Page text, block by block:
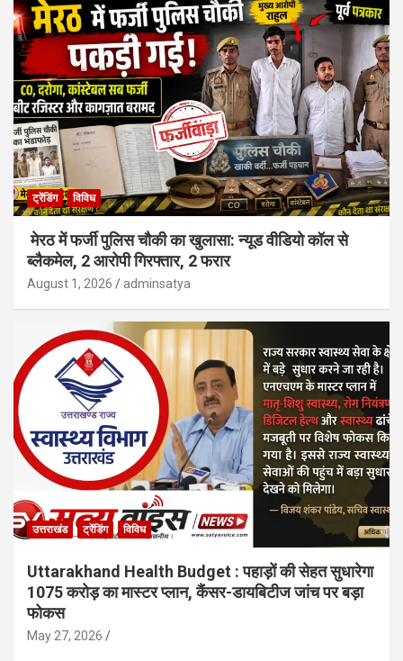
ट्रेंडिंग विविध
मेरठ में फर्जी पुलिस चौकी का खुलासा: न्यूड वीडियो कॉल से
ब्लैकमेल, 2 आरोपी गिरफ्तार, 2 फरार
August 1, 2026 adminsatya
उत्तराखंड ट्रेंडिंग विविध
Uttarakhand Health Budget : पहाड़ों की सेहत सुधारेगा
1075 करोड़ का मास्टर प्लान, कैंसर-डायबिटीज जांच पर बड़ा
फोकस
May 27, 2026